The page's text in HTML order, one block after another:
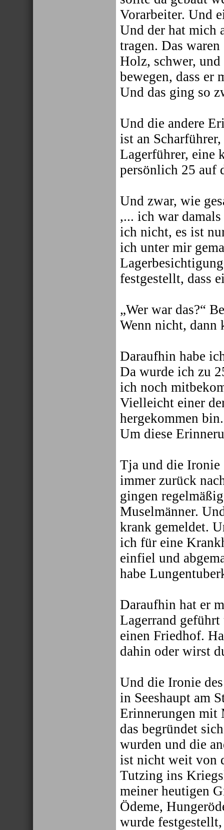
Vorarbeiter. Und
Und der hat mich
tragen. Das
Holz, schwer,
bewegen, dass er
Und das ging so
Und die andere
ist an
Lagerführer, eine
persönlich 25 auf
Und zwar, wie
,... ich war
ich nicht, es ist
ich unter mir
festgestellt, dass
„Wer war das?“
Wenn nicht, dann
Daraufhin habe
Da wurde ich zu
ich noch
Vielleicht einer
hergekommen bin.
Um diese
Tja und die Ironie
immer zurück
gingen
Muselmänner.
krank gemeldet.
ich für eine
einfiel und
habe
Daraufhin hat er
Lagerrand
einen Friedhof.
dahin oder wirst
Und die Ironie
in Seeshaupt am
Erinnerungen mit
das begründet
wurden und die
ist nicht weit von
Tutzing ins
meiner heutigen
Ödeme,
wurde